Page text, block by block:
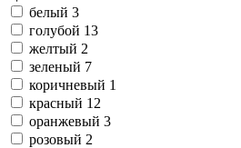
белый 3
голубой 13
желтый 2
зеленый 7
коричневый 1
красный 12
оранжевый 3
розовый 2